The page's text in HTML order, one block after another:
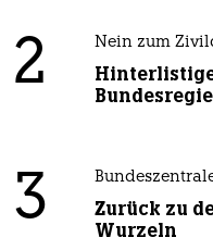
2 Nein zum
3
Zurück zu
Wurzeln